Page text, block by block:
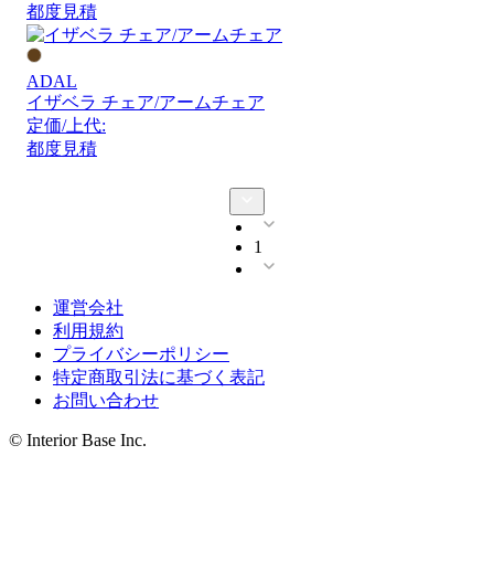
都度見積
ADAL
イザベラ チェア/アームチェア
定価/上代:
都度見積
1
運営会社
利用規約
プライバシーポリシー
特定商取引法に基づく表記
お問い合わせ
© Interior Base Inc.